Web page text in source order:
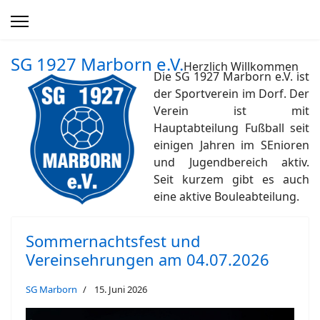
SG 1927 Marborn e.V.Herzlich Willkommen
Die SG 1927 Marborn e.V. ist
der Sportverein im Dorf. Der
Verein ist mit
Hauptabteilung Fußball seit
einigen Jahren im SEnioren
und Jugendbereich aktiv.
Seit kurzem gibt es auch
eine aktive Bouleabteilung.
Sommernachtsfest und
Vereinsehrungen am 04.07.2026
SG Marborn 15. Juni 2026